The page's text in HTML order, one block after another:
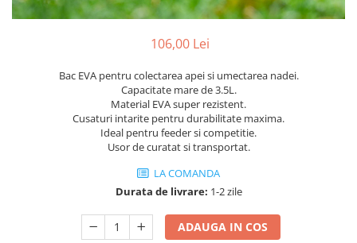
106,00 Lei
Bac EVA pentru colectarea apei si umectarea nadei.
Capacitate mare de 3.5L.
Material EVA super rezistent.
Cusaturi intarite pentru durabilitate maxima.
Ideal pentru feeder si competitie.
Usor de curatat si transportat.
LA COMANDA
Durata de livrare: 1-2 zile
ADAUGA IN COS